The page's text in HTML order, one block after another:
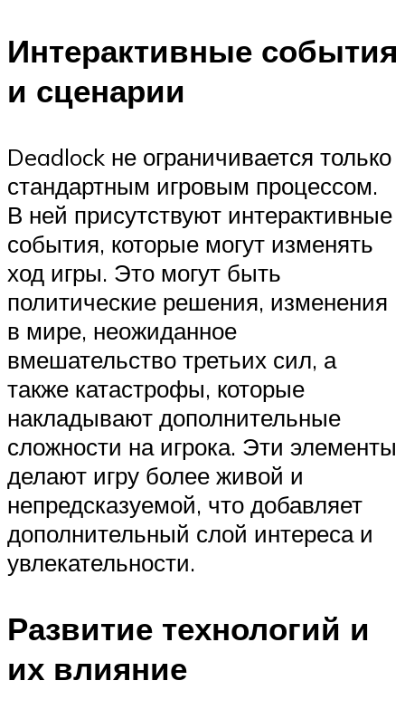
Интерактивные события
и сценарии
Deadlock не ограничивается только
стандартным игровым процессом.
В ней присутствуют интерактивные
события, которые могут изменять
ход игры. Это могут быть
политические решения, изменения
в мире, неожиданное
вмешательство третьих сил, а
также катастрофы, которые
накладывают дополнительные
сложности на игрока. Эти элементы
делают игру более живой и
непредсказуемой, что добавляет
дополнительный слой интереса и
увлекательности.
Развитие технологий и
их влияние